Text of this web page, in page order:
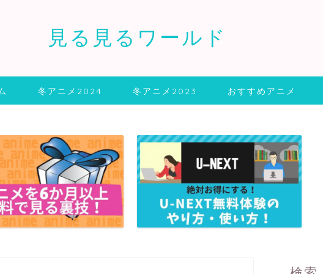
見る見るワールド
冬アニメ2024 冬アニメ2023 おすすめアニメ